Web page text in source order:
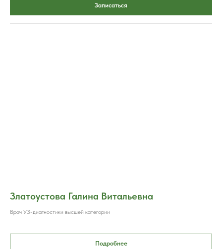
Записаться
Златоустова Галина Витальевна
Врач УЗ-диагностики высшей категории
Подробнее